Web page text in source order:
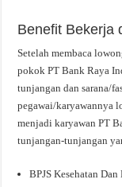
Benefit Bekerja
Setelah membaca
pokok PT Bank Raya
tunjangan dan sarana/
pegawai/karyawannya
menjadi karyawan PT
tunjangan-tunjangan
BPJS Kesehatan